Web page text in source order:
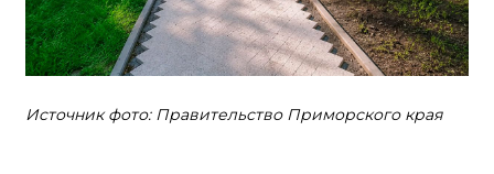
Источник фото: Правительство Приморского края